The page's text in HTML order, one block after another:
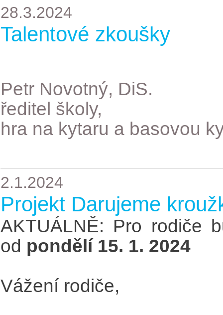
28.3.2024
Talentové zkoušky
Petr Novotný, DiS.
ředitel školy,
hra na kytaru a basovou
2.1.2024
Projekt Darujeme
AKTUÁLNĚ: Pro rodiče
od pondělí 15. 1. 2024
Vážení rodiče,